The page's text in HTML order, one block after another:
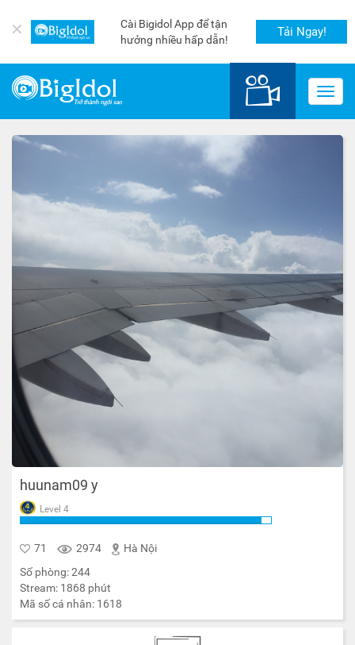
✕
Cài Bigidol App để tận
hưởng nhiều hấp dẫn!
Tải Ngay!
huunam09 y
Level 4
71 2974
Hà Nội
Số phòng:244
Stream: 1868 phút
Mã số cá nhân: 1618